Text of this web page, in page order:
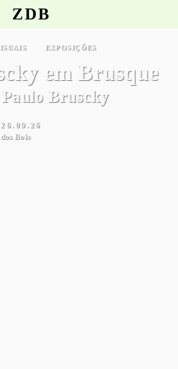
ZDB
ARTES VISUAIS
EMPORIO
— de Musa paradisiaca
23.05 — 26.09.26
Galeria Zé dos Bois